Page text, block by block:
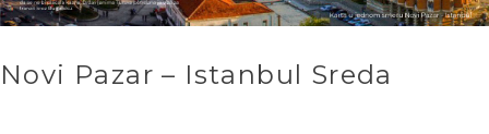
Novi Pazar – Istanbul Sreda